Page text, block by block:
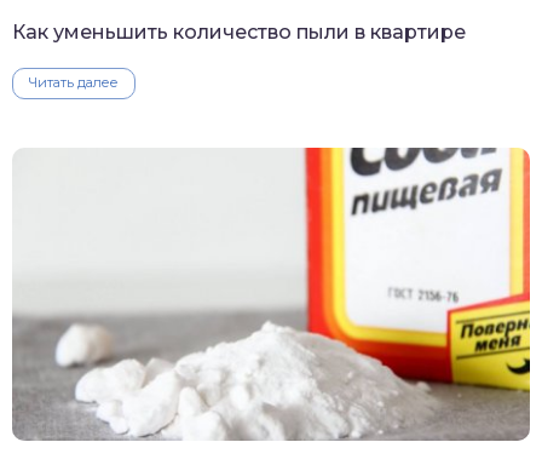
Как уменьшить количество пыли в квартире
Читать далее